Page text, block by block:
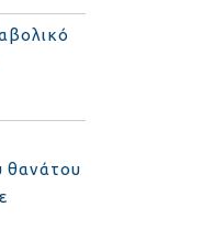
θανάτου